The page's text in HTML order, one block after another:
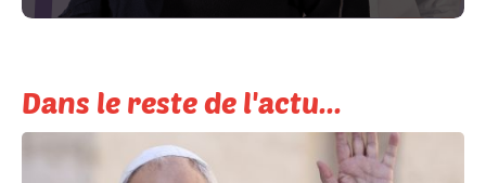
Dans le reste de l'actu...